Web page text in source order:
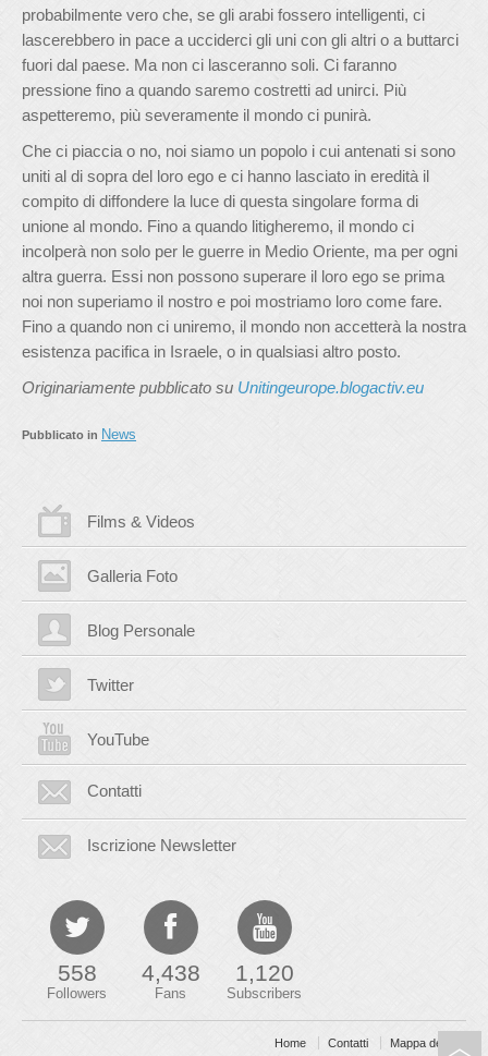
probabilmente vero che, se gli arabi fossero intelligenti, ci
lascerebbero in pace a ucciderci gli uni con gli altri o a buttarci
fuori dal paese. Ma non ci lasceranno soli. Ci faranno
pressione fino a quando saremo costretti ad unirci. Più
aspetteremo, più severamente il mondo ci punirà.
Che ci piaccia o no, noi siamo un popolo i cui antenati si sono
uniti al di sopra del loro ego e ci hanno lasciato in eredità il
compito di diffondere la luce di questa singolare forma di
unione al mondo. Fino a quando litigheremo, il mondo ci
incolperà non solo per le guerre in Medio Oriente, ma per ogni
altra guerra. Essi non possono superare il loro ego se prima
noi non superiamo il nostro e poi mostriamo loro come fare.
Fino a quando non ci uniremo, il mondo non accetterà la nostra
esistenza pacifica in Israele, o in qualsiasi altro posto.
Originariamente pubblicato su Unitingeurope.blogactiv.eu
Pubblicato in News
Films & Videos
Galleria Foto
Blog Personale
Twitter
YouTube
Contatti
Iscrizione Newsletter
558
Followers
4,438
Fans
1,120
Subscribers
Home Contatti Mappa del sito